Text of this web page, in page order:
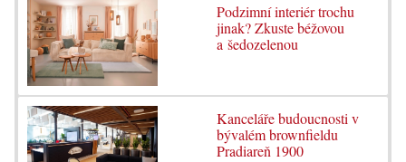
Podzimní interiér trochu
jinak? Zkuste béžovou
a šedozelenou
Kanceláře budoucnosti v
bývalém brownfieldu
Pradiareň 1900